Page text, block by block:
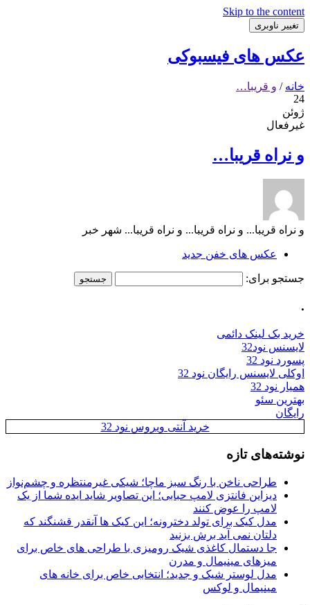
Skip to the content
تغییر ناوبری
عکس های فیسبوکی
خانه / و قریبا…
24
ژوئن
غیرفعال
و نراه قریبا…
و نراه قریبا... و نراه قریبا... و نراه قریبا... شهر خبر
عکس های خفن جدید
جستجو برای:
.
خرید بک لینک دائمی
لایسنس نود32
پسورد نود 32
اوکلی لایسنس رایگان نود 32
همیار نود 32
بهترین سئو
رایگان
خرید آنتی ویروس نود 32
نوشته‌های تازه
طراحی ناخن با رنگ سبز ماچا؛ شیکی غیرمنتظره و چشم‌نواز
دیزاین فانتزی لامپ حبابی؛ این تصاویر شاید ایده شما از یک
لامپ را عوض کنند
مدل کیک برای تولد دخترونه؛ این کیک ها آنقدر قشنگند که
دلتان نمی آید برش بزنید
جا دستمال کاغذی شیک رومیزی با طراحی های خاص برای
میزهای مینیمال و مدرن
مدل لوستر شیک و جدید؛ انتخابی خاص برای خانه های
مینیمال و لوکس